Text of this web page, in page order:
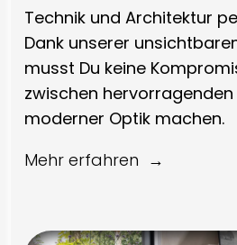
Technik und Architektur
Dank unserer
musst Du keine
zwischen hervorragenden
moderner Optik machen.
Mehr erfahren